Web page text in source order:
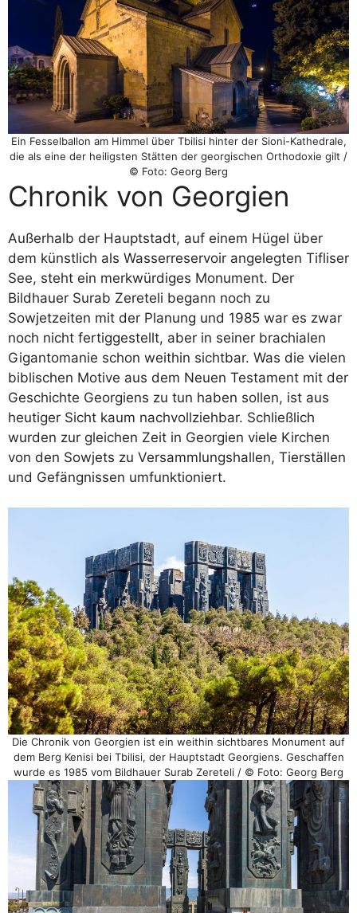
Ein Fesselballon am Himmel über Tbilisi hinter der Sioni-Kathedrale,
die als eine der heiligsten Stätten der georgischen Orthodoxie gilt /
© Foto: Georg Berg
Chronik von Georgien
Außerhalb der Hauptstadt, auf einem Hügel über
dem künstlich als Wasserreservoir angelegten Tifliser
See, steht ein merkwürdiges Monument. Der
Bildhauer Surab Zereteli begann noch zu
Sowjetzeiten mit der Planung und 1985 war es zwar
noch nicht fertiggestellt, aber in seiner brachialen
Gigantomanie schon weithin sichtbar. Was die vielen
biblischen Motive aus dem Neuen Testament mit der
Geschichte Georgiens zu tun haben sollen, ist aus
heutiger Sicht kaum nachvollziehbar. Schließlich
wurden zur gleichen Zeit in Georgien viele Kirchen
von den Sowjets zu Versammlungshallen, Tierställen
und Gefängnissen umfunktioniert.
Die Chronik von Georgien ist ein weithin sichtbares Monument auf
dem Berg Kenisi bei Tbilisi, der Hauptstadt Georgiens. Geschaffen
wurde es 1985 vom Bildhauer Surab Zereteli / © Foto: Georg Berg